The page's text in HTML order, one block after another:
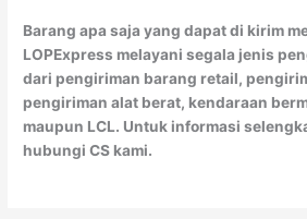
Barang apa saja yang dapat di kirim
LOPExpress melayani segala jenis
dari pengiriman barang retail,
pengiriman alat berat, kendaraan
maupun LCL. Untuk informasi
hubungi CS kami.